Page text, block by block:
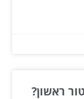
ראשון?